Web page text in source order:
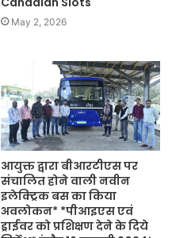
May 2, 2026
आयुक्त द्वारा बीआरटीएस पर
संचालित होने वाली नवीन
इलेक्ट्रिक बस का किया
अवलोकन* *पीआइएस एवं
ड्राईवर को प्रशिक्षण देने के दिये